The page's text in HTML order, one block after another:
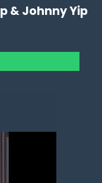
& Johnny Yip